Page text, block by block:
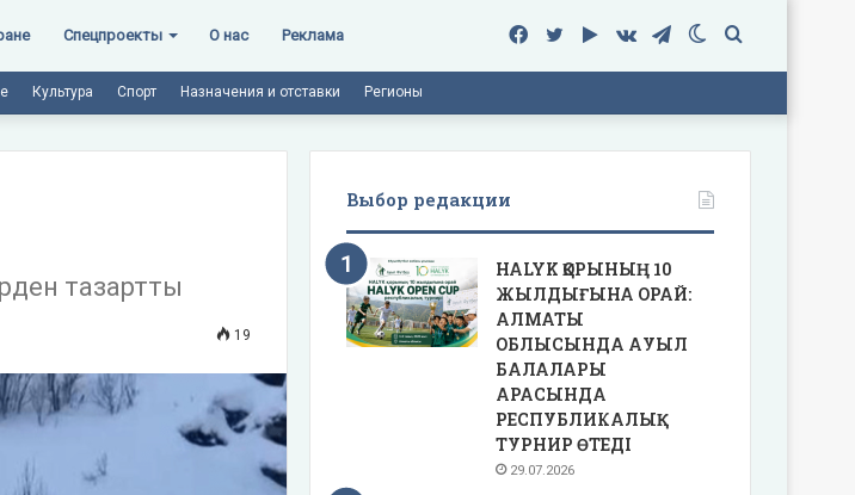
Спецпроекты О нас Реклама Поиск
Switch
Telegram
vk.com
Google
Twitter
Facebook
Культура Спорт Назначения и отставки Регионы
тазартты
19
Выбор редакции
HALYK ҚОРЫНЫҢ 10
ЖЫЛДЫҒЫНА ОРАЙ:
АЛМАТЫ
ОБЛЫСЫНДА АУЫЛ
БАЛАЛАРЫ
АРАСЫНДА
РЕСПУБЛИКАЛЫҚ
ТУРНИР ӨТЕДІ
29.07.2026